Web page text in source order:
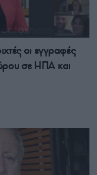
οι εγγραφές
σε ΗΠΑ και